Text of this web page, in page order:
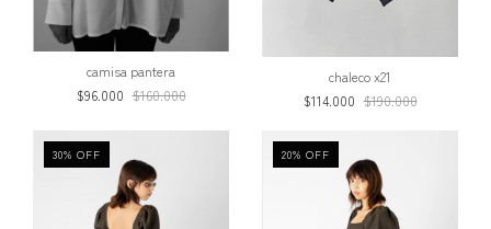
camisa pantera
$96.000 $160.000
chaleco x21
$114.000 $190.000
30% OFF 20% OFF